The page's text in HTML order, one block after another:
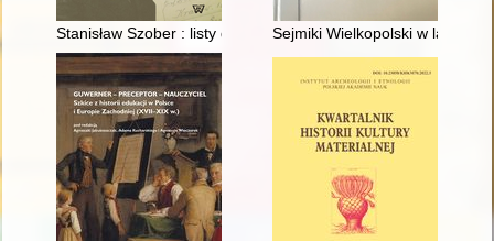
Stanisław Szober : listy do Kazimierza Nitscha z lat 1917-1938
Sejmiki Wielkopolski w latach